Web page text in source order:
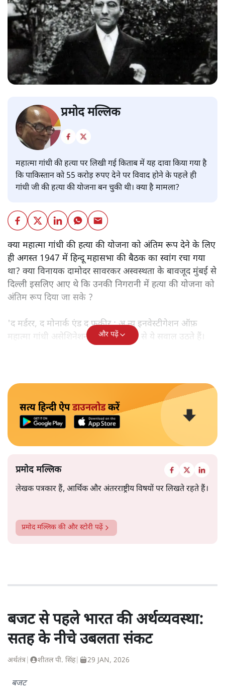
प्रमोद मल्लिक
महात्मा गांधी की हत्या पर लिखी गई किताब में यह दावा किया गया है
कि पाकिस्तान को 55 करोड़ रुपए देने पर विवाद होने के पहले ही
गांधी जी की हत्या की योजना बन चुकी थी। क्या है मामला?
क्या महात्मा गांधी की हत्या की योजना को अंतिम रूप देने के लिए
ही अगस्त 1947 में हिन्दू महासभा की बैठक का स्वांग रचा गया
था? क्या विनायक दामोदर सावरकर अस्वस्थता के बावजूद मुंबई से
दिल्ली इसलिए आए थे कि उनकी निगरानी में हत्या की योजना को
अंतिम रूप दिया जा सके ?
'द मर्डरर, द मोनार्क एंड द फ़कीर : अ न्यू इनवेस्टीगेशन ऑफ़
महात्मा गांधी असेशिनेशन' नामक किताब से ये सवाल उठते हैं।
और पढ़ें
सत्य हिन्दी ऐपडाउनलोडकरें
प्रमोद मल्लिक
लेखक पत्रकार हैं, आर्थिक और अंतरराष्ट्रीय विषयों पर लिखते रहते हैं।
प्रमोद मल्लिक की और स्टोरी पढ़ें
बजट से पहले भारत की अर्थव्यवस्था:
सतह के नीचे उबलता संकट
अर्थतंत्र शीतल पी. सिंह| 29 JAN, 2026